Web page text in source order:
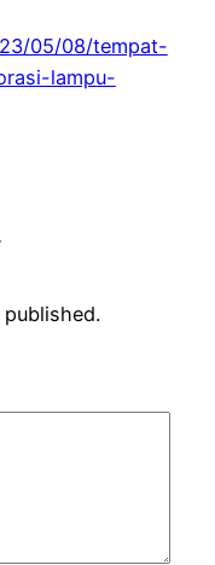
05/08/tempat-
lampu-